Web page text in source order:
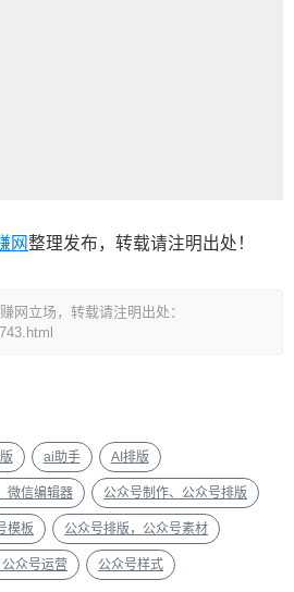
网整理发布，转载请注明出处！
网立场，转载请注明出处：
ai助手 AI排版
微信编辑器 公众号制作、公众号排版
模板 公众号排版，公众号素材
众号运营 公众号样式